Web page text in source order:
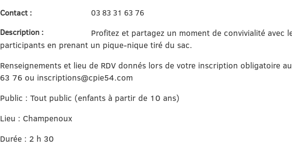
Contact :
03 83 31 63 76
Description :
Profitez et partagez un moment de convivialité avec
participants en prenant un pique-nique tiré du sac.
Renseignements et lieu de RDV donnés lors de votre inscription obligatoire
63 76 ou inscriptions@cpie54.com
Public : Tout public (enfants à partir de 10 ans)
Lieu : Champenoux
Durée : 2 h 30